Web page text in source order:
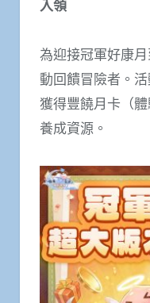
入領
為迎接冠軍好康
動回饋冒險者。
獲得豐饒月卡（
養成資源。